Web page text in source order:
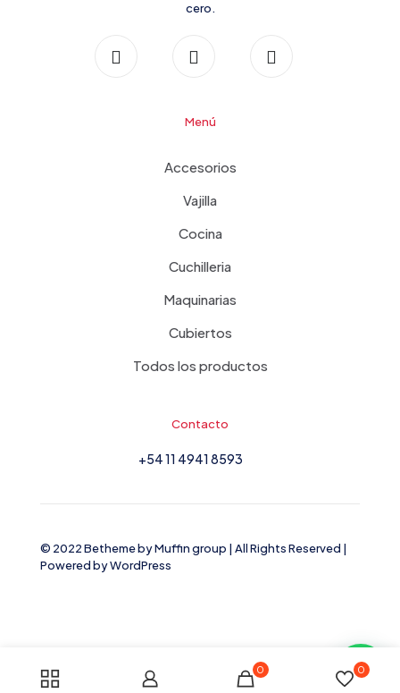
cero.
Menú
Accesorios
Vajilla
Cocina
Cuchilleria
Maquinarias
Cubiertos
Todos los productos
Contacto
+54 11 4941 8593
© 2022 Betheme byMuffin group | All Rights Reserved |
Powered byWordPress
0 0